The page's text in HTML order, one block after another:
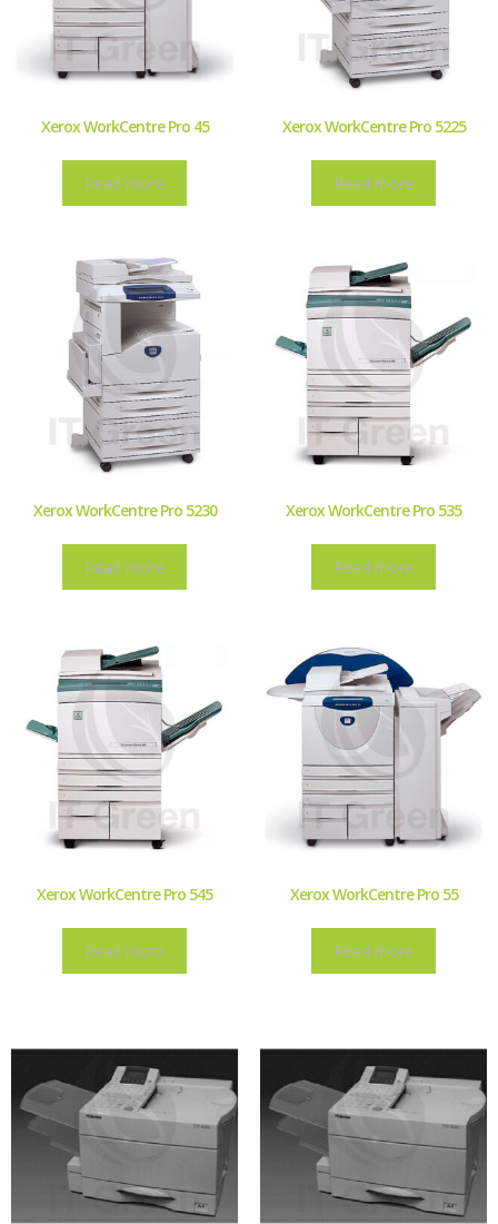
Xerox WorkCentre Pro 45
Read more
Xerox WorkCentre Pro 5225
Read more
Xerox WorkCentre Pro 5230
Read more
Xerox WorkCentre Pro 535
Read more
Xerox WorkCentre Pro 545
Read more
Xerox WorkCentre Pro 55
Read more